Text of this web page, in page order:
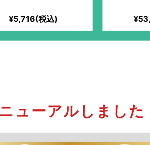
¥5,716(税込)
ューアルしました